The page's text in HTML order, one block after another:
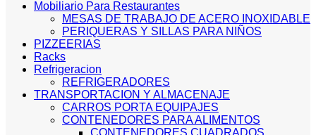
Mobiliario Para Restaurantes
MESAS DE TRABAJO DE ACERO INOXIDABLE
PERIQUERAS Y SILLAS PARA NIÑOS
PIZZEERIAS
Racks
Refrigeracion
REFRIGERADORES
TRANSPORTACION Y ALMACENAJE
CARROS PORTA EQUIPAJES
CONTENEDORES PARA ALIMENTOS
CONTENEDORES CUADRADOS